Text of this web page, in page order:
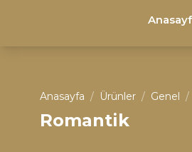
Anasayfa / Ürünler / Genel /
Romantik